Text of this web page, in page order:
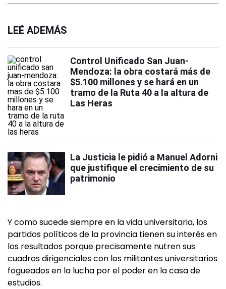
LEÉ ADEMÁS
Control Unificado San Juan-
Mendoza: la obra costará más de
$5.100 millones y se hará en un
tramo de la Ruta 40 a la altura de
Las Heras
La Justicia le pidió a Manuel Adorni
que justifique el crecimiento de su
patrimonio
Y como sucede siempre en la vida universitaria, los
partidos políticos de la provincia tienen su interés en
los resultados porque precisamente nutren sus
cuadros dirigenciales con los militantes universitarios
fogueados en la lucha por el poder en la casa de
estudios.